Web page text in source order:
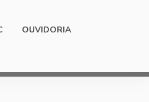
OUVIDORIA